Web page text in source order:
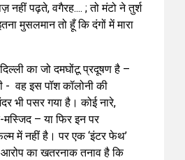
नहीं पढ़ते, वगैरह.... ; तो मंटो ने तुर्श
मुसलमान तो हूँ कि दंगों में मारा
का जो दमघोंटू प्रदूषण है –
- वह इस पॉश कॉलोनी की
भी पसर गया है। कोई नारे,
मस्जिद – या फिर इन पर
में नहीं है। पर एक ‘इंटर फेथ’
का खतरनाक तनाव है कि